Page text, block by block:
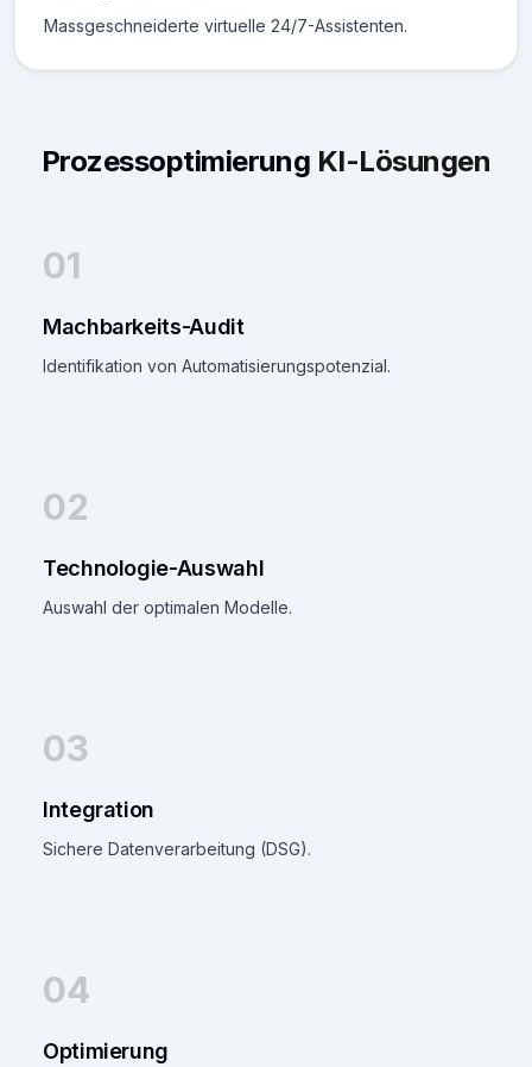
Massgeschneiderte virtuelle 24/7-Assistenten.
Prozessoptimierung KI-Lösungen
01
Machbarkeits-Audit
Identifikation von Automatisierungspotenzial.
02
Technologie-Auswahl
Auswahl der optimalen Modelle.
03
Integration
Sichere Datenverarbeitung (DSG).
04
Optimierung